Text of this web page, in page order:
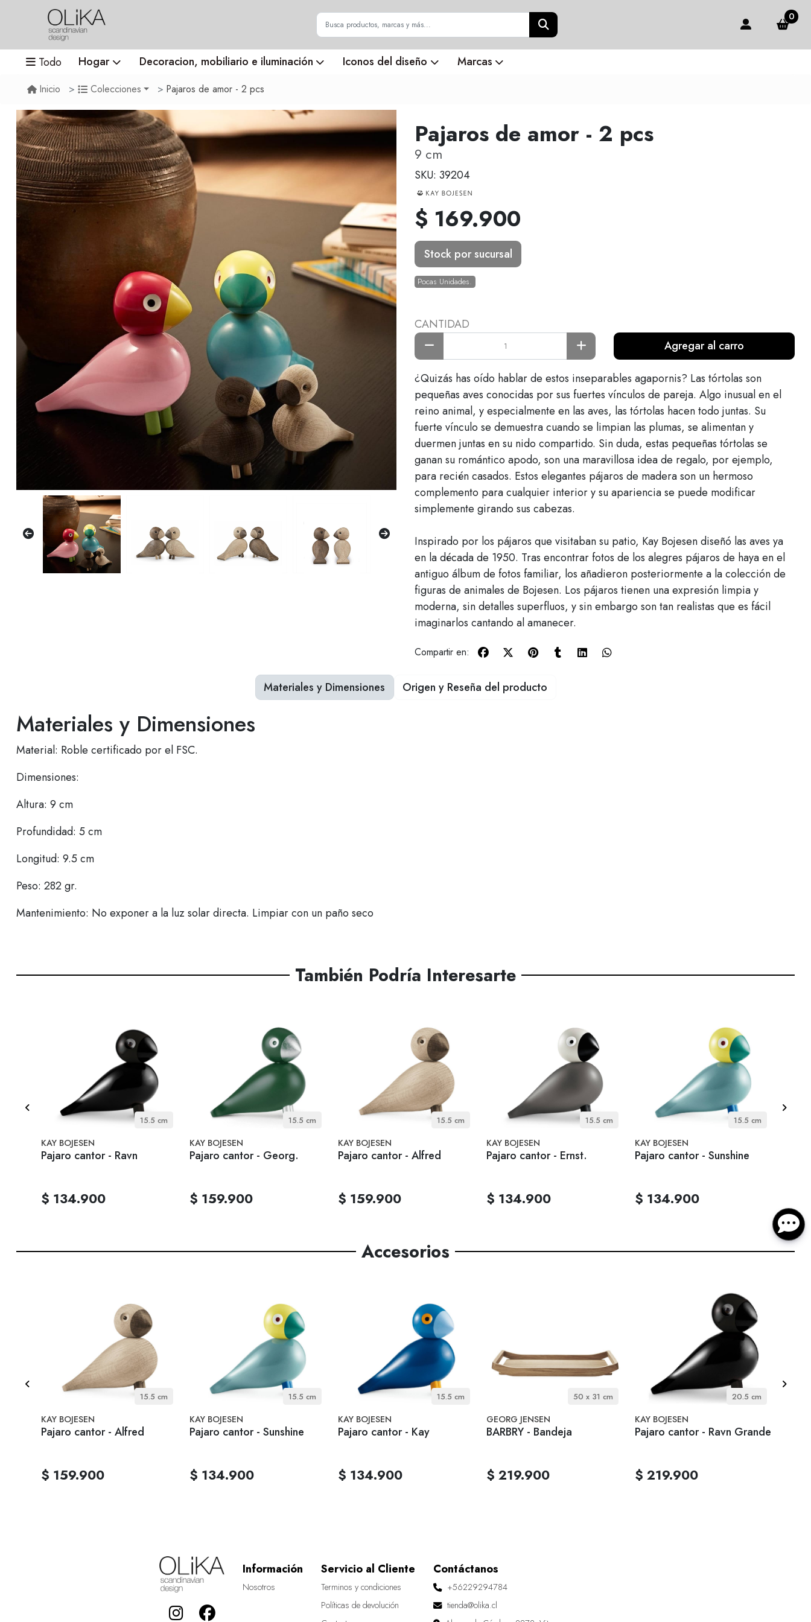
0
Todo Hogar Decoracion, mobiliario e iluminación Iconos del diseño Marcas
Inicio Colecciones Pajaros de amor - 2 pcs
Pajaros de amor - 2 pcs
9 cm
SKU: 39204
$ 169.900
Stock por sucursal
Pocas Unidades.
CANTIDAD
Agregar al carro
¿Quizás has oído hablar de estos inseparables agapornis? Las tórtolas son
pequeñas aves conocidas por sus fuertes vínculos de pareja. Algo inusual en el
reino animal, y especialmente en las aves, las tórtolas hacen todo juntas. Su
fuerte vínculo se demuestra cuando se limpian las plumas, se alimentan y
duermen juntas en su nido compartido. Sin duda, estas pequeñas tórtolas se
ganan su romántico apodo, son una maravillosa idea de regalo, por ejemplo,
para recién casados. Estos elegantes pájaros de madera son un hermoso
complemento para cualquier interior y su apariencia se puede modificar
simplemente girando sus cabezas.
Inspirado por los pájaros que visitaban su patio, Kay Bojesen diseñó las aves ya
en la década de 1950. Tras encontrar fotos de los alegres pájaros de haya en el
antiguo álbum de fotos familiar, los añadieron posteriormente a la colección de
figuras de animales de Bojesen. Los pájaros tienen una expresión limpia y
moderna, sin detalles superfluos, y sin embargo son tan realistas que es fácil
imaginarlos cantando al amanecer.
Compartir en:
Materiales y Dimensiones
Material: Roble certificado por el FSC.
Dimensiones:
Altura: 9 cm
Profundidad: 5 cm
Longitud: 9.5 cm
Peso: 282 gr.
Mantenimiento: No exponer a la luz solar directa. Limpiar con un paño seco
Materiales y Dimensiones Origen y Reseña del producto
También Podría Interesarte
15.5 cm
KAY BOJESEN
Pajaro cantor - Ravn
$ 134.900
15.5 cm
KAY BOJESEN
Pajaro cantor - Georg.
$ 159.900
15.5 cm
KAY BOJESEN
Pajaro cantor - Alfred
$ 159.900
15.5 cm
KAY BOJESEN
Pajaro cantor - Ernst.
$ 134.900
15.5 cm
KAY BOJESEN
Pajaro cantor - Sunshine
$ 134.900
Accesorios
15.5 cm
KAY BOJESEN
Pajaro cantor - Alfred
$ 159.900
15.5 cm
KAY BOJESEN
Pajaro cantor - Sunshine
$ 134.900
15.5 cm
KAY BOJESEN
Pajaro cantor - Kay
$ 134.900
50 x 31 cm
GEORG JENSEN
BARBRY - Bandeja
$ 219.900
20.5 cm
KAY BOJESEN
Pajaro cantor - Ravn Grande
$ 219.900
Información
Nosotros
Servicio al Cliente
Terminos y condiciones
Políticas de devolución
Contáctanos
+56229294784
tienda@olika.cl